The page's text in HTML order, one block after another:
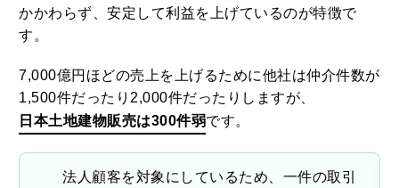
かかわらず、安定して利益を上げているのが特徴で
す。
7,000億円ほどの売上を上げるために他社は仲介件数が
1,500件だったり2,000件だったりしますが、
日本土地建物販売は300件弱です。
法人顧客を対象にしているため、一件の取引